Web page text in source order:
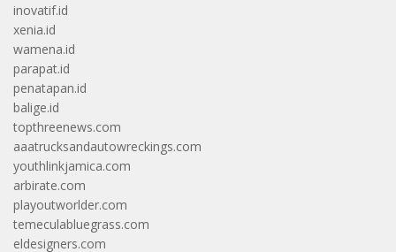
inovatif.id
xenia.id
wamena.id
parapat.id
penatapan.id
balige.id
topthreenews.com
aaatrucksandautowreckings.com
youthlinkjamica.com
arbirate.com
playoutworlder.com
temeculabluegrass.com
eldesigners.com